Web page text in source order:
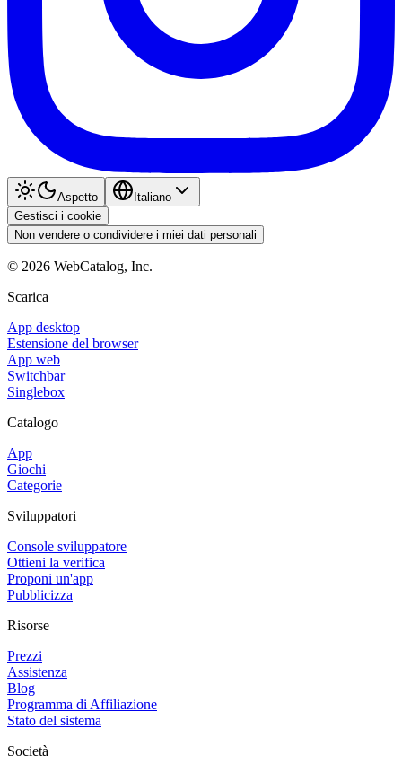
Aspetto
Italiano
Gestisci i cookie
Non vendere o condividere i miei dati personali
© 2026 WebCatalog, Inc.
Scarica
App desktop
Estensione del browser
App web
Switchbar
Singlebox
Catalogo
App
Giochi
Categorie
Sviluppatori
Console sviluppatore
Ottieni la verifica
Proponi un'app
Pubblicizza
Risorse
Prezzi
Assistenza
Blog
Programma di Affiliazione
Stato del sistema
Società